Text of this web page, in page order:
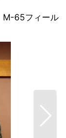
M-65フィール